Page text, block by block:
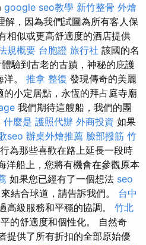
google seo教學 新竹整骨 外燴
解，因為我們試圖為所有客人保
相似或更高舒適度的酒店提供
規概要 台胞證 旅行社 該國的名
驗到古老的古蹟，神秘的庇護
。 推拿 整復 發現傳奇的美麗
小定居點，永恆的拜占庭寺廟
我們期待這艘船，我們的團
什麼是 護照代辦 外商投資 如果
seo 辦桌外燴推薦 臉部撥筋 竹
為那些喜歡在路上延長一段時
洋船上，您將有機會在參觀原本
如果您已經有了一個想法 seo
結合球道，請告訴我們。 台中
高級服務和平穩的協調。 竹北
的舒適度和個性化。 自然奇
提供了所有折扣的全部原始優